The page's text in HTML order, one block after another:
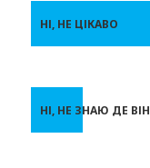
НІ, НЕ ЦІКАВО
НІ, НЕ ЗНАЮ ДЕ ВІН